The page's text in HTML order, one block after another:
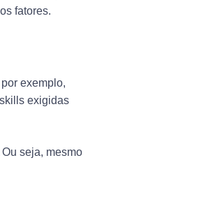
fatores.
exemplo,
exigidas
seja, mesmo